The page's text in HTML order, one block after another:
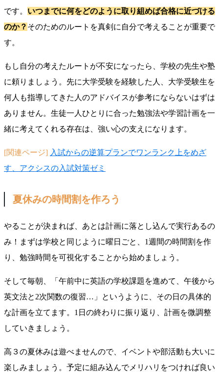
です。 いつまでに何をどのように取り組めば合格に近づける
のか？ そのためのルートを真剣に自分で考えることが重要で
す。
もし自分の考えたルートが不安になったら、学校の先生や塾
に頼りましょう。先に大学受験を経験した人、大学受験生を
何人も指導してきた人のアドバイスが参考にならないはずは
ありません。生徒一人ひとりに合った勉強法や学習計画を一
緒に考えてくれる存在は、強い心の支えになります。
[関連ページ] 入試からの逆算プランでワンランク上をめざ
す、アクシスの入試対策ゼミ
夏休みの時間割を作ろう
やることが決まれば、あとは計画に落とし込んで実行あるの
み！まずは学校と同じように曜日ごと、1週間の時間割を作
り、勉強時間を可視化することから始めましょう。
そして毎朝、「午前中に英語の学校課題を進めて、午後から
英文法と2次関数の復習…」というように、その日の具体的
な計画を立てます。1日の終わりに振り返り、計画を微調整
していきましょう。
高３の夏休みは遊べませんので、イベントや部活動も大いに
楽しみましょう。予定に組み込んでメリハリをつければ良い